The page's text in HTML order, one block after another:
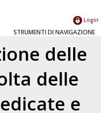
Login
STRUMENTI DI NAVIGAZIONE
delle
delle
e